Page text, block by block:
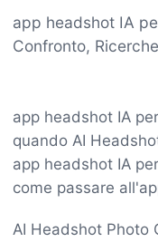
app headshot IA
Confronto,
app headshot IA
quando AI
app headshot IA
come passare
AI Headshot Photo